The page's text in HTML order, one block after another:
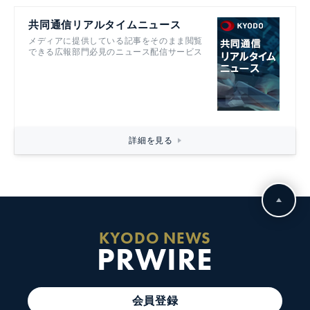
共同通信リアルタイムニュース
メディアに提供している記事をそのまま閲覧
できる広報部門必見のニュース配信サービス
詳細を見る
KYODO NEWS
PRWIRE
会員登録